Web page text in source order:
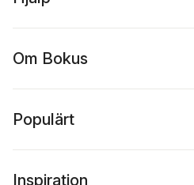
Om Bokus
Populärt
Inspiration